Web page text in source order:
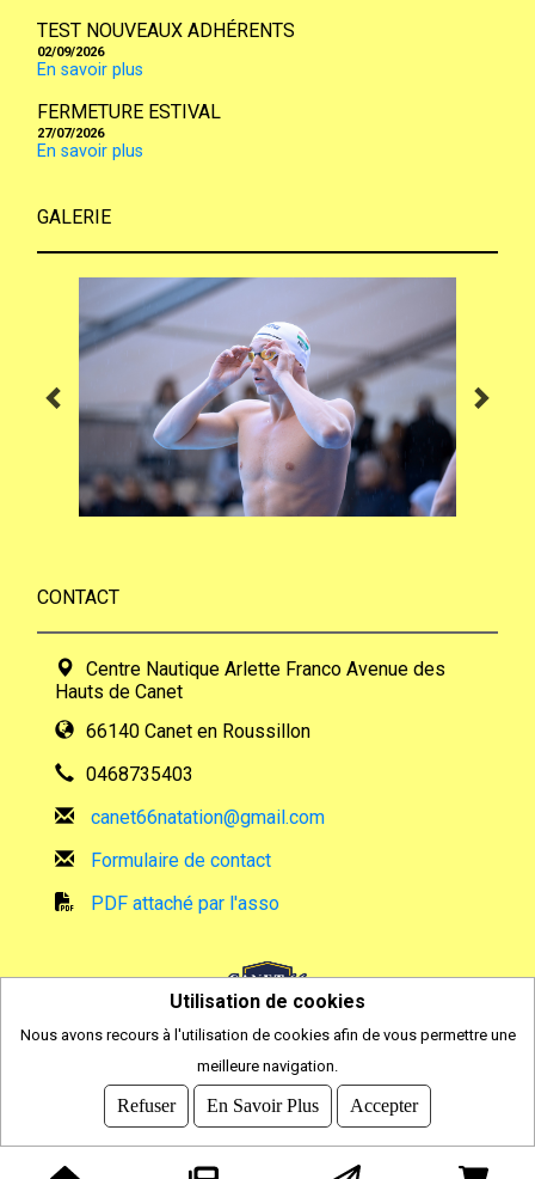
TEST NOUVEAUX ADHÉRENTS
02/09/2026
En savoir plus
FERMETURE ESTIVAL
27/07/2026
En savoir plus
GALERIE
CONTACT
Centre Nautique Arlette Franco Avenue des
Hauts de Canet
66140 Canet en Roussillon
0468735403
canet66natation@gmail.com
Formulaire de contact
PDF attaché par l'asso
2026
© COMITI -CGVU
OPTIMISÉ POUR CHROME ET FIREFOX
Utilisation de cookies
Nous avons recours à l'utilisation de cookies afin de vous permettre une
meilleure navigation.
Refuser En Savoir Plus Accepter